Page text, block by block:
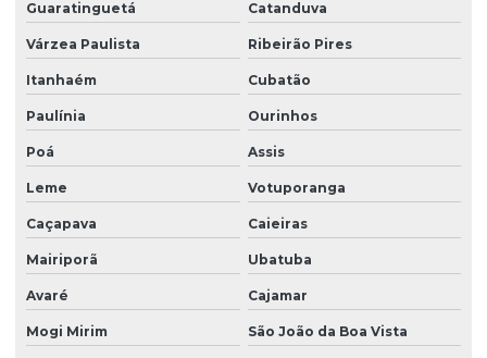
Guaratinguetá Catanduva
Várzea Paulista Ribeirão Pires
Itanhaém Cubatão
Paulínia Ourinhos
Poá Assis
Leme Votuporanga
Caçapava Caieiras
Mairiporã Ubatuba
Avaré Cajamar
Mogi Mirim São João da Boa Vista